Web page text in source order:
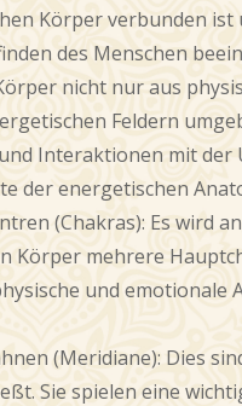
Körper verbunden ist
des Menschen
nicht nur aus
Feldern
Interaktionen mit der
der energetischen
(Chakras): Es wird
Körper mehrere
und emotionale
(Meridiane): Dies
Sie spielen eine